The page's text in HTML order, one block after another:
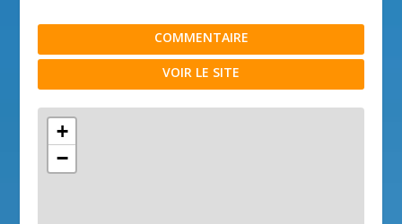
COMMENTAIRE
VOIR LE SITE
+
−